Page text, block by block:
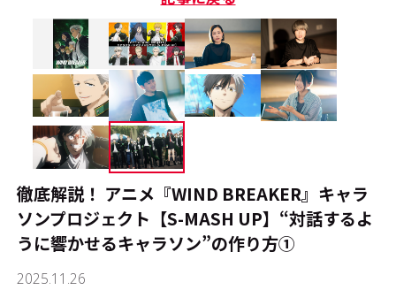
#リクルート
運営会社 プライバシーポリシー
本サイトご利用にあたって Cookie Settings
お問い合わせ
徹底解説！ アニメ『WIND BREAKER』キャラ
ソンプロジェクト【S-MASH UP】――“対話するよ
うに響かせるキャラソン”の作り方①
2025.11.26